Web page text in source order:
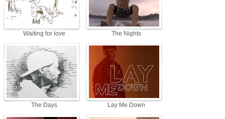
Waiting for love The Nights
The Days Lay Me Down